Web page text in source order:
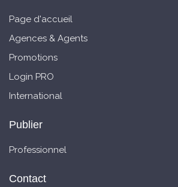
Page d'accueil
Agences & Agents
Promotions
Login PRO
International
Publier
Professionnel
Contact